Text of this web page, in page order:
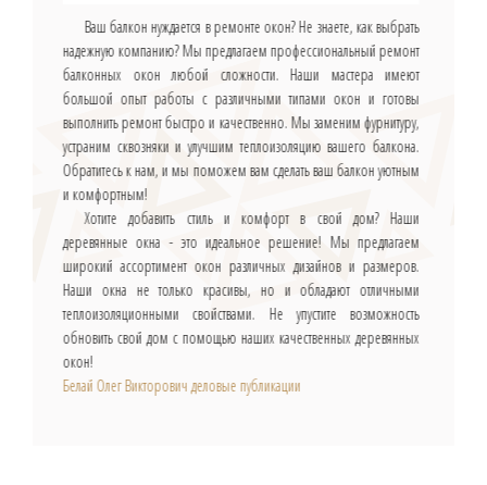
Ваш балкон нуждается в ремонте окон? Не знаете, как выбрать
надежную компанию? Мы предлагаем профессиональный ремонт
балконных окон любой сложности. Наши мастера имеют
большой опыт работы с различными типами окон и готовы
выполнить ремонт быстро и качественно. Мы заменим фурнитуру,
устраним сквозняки и улучшим теплоизоляцию вашего балкона.
Обратитесь к нам, и мы поможем вам сделать ваш балкон уютным
и комфортным!
Хотите добавить стиль и комфорт в свой дом? Наши
деревянные окна - это идеальное решение! Мы предлагаем
широкий ассортимент окон различных дизайнов и размеров.
Наши окна не только красивы, но и обладают отличными
теплоизоляционными свойствами. Не упустите возможность
обновить свой дом с помощью наших качественных деревянных
окон!
Белай Олег Викторович деловые публикации